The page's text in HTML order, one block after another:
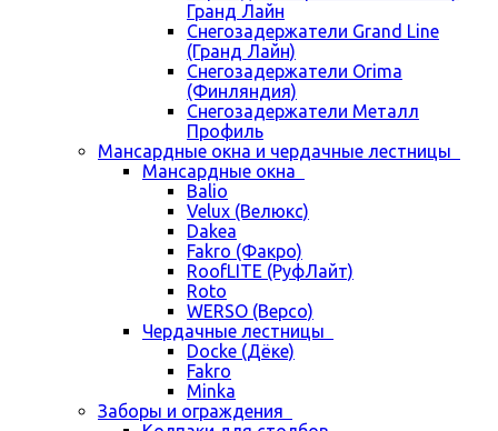
Гранд Лайн
Снегозадержатели Grand Line
(Гранд Лайн)
Снегозадержатели Orima
(Финляндия)
Снегозадержатели Металл
Профиль
Мансардные окна и чердачные лестницы
Мансардные окна
Balio
Velux (Велюкс)
Dakea
Fakro (Факро)
RoofLITE (РуфЛайт)
Roto
WERSO (Версо)
Чердачные лестницы
Docke (Дёке)
Fakro
Minka
Заборы и ограждения